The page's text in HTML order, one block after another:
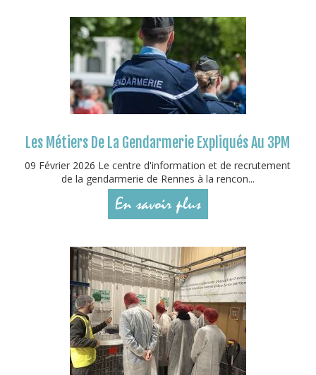
Les Métiers De La Gendarmerie Expliqués Au 3PM
09 Février 2026 Le centre d'information et de recrutement
de la gendarmerie de Rennes à la rencon...
En savoir plus